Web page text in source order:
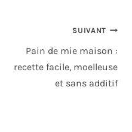
SUIVANT
Pain de mie maison :
recette facile, moelleuse
et sans additif